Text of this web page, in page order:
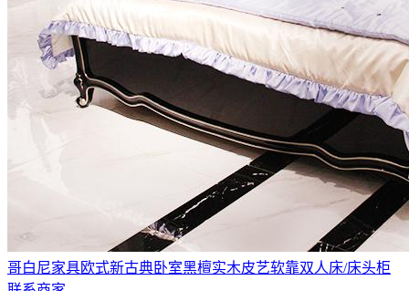
哥白尼家具欧式新古典卧室黑檀实木皮艺软靠双人床/床头柜